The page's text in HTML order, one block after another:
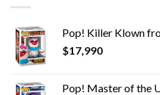
Pop! Killer Klown
$17,990
Pop! Master of the